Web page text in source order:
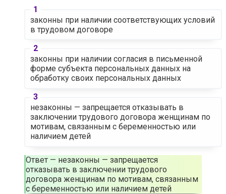
законны при наличии соответствующих условий
в трудовом договоре
законны при наличии согласия в письменной
форме субъекта персональных данных на
обработку своих персональных данных
незаконны — запрещается отказывать в
заключении трудового договора женщинам по
мотивам, связанным с беременностью или
наличием детей
Ответ — незаконны — запрещается
отказывать в заключении трудового
договора женщинам по мотивам, связанным
с беременностью или наличием детей